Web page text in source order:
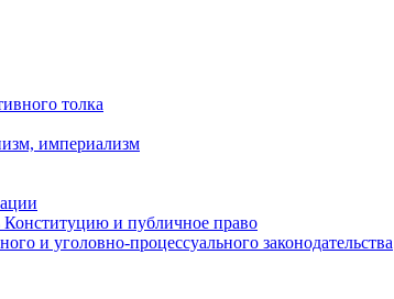
толка
империализм
Конституцию и публичное право
и уголовно-процессуального законодательства